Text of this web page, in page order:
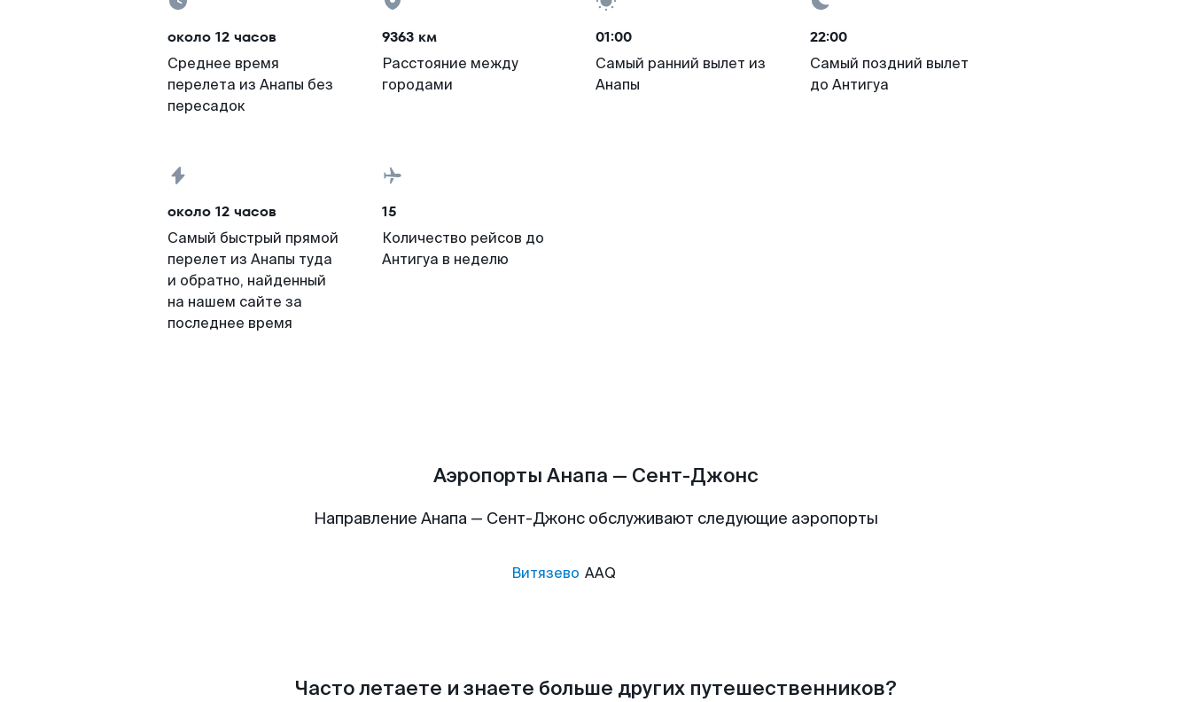
около 12 часов
Среднее время
перелета из Анапы без
пересадок
9363 км
Расстояние между
городами
01:00
Самый ранний вылет из
Анапы
22:00
Самый поздний вылет
до Антигуа
около 12 часов
Самый быстрый прямой
перелет из Анапы туда
и обратно, найденный
на нашем сайте за
последнее время
15
Количество рейсов до
Антигуа в неделю
Аэропорты Анапа — Сент-Джонс
Направление Анапа — Сент-Джонс обслуживают следующие аэропорты
Витязево AAQ
Часто летаете и знаете больше других путешественников?